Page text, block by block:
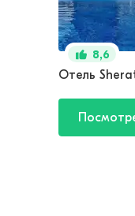
8,6
Отель